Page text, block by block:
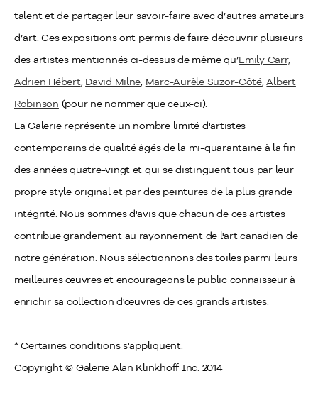
talent et de partager leur savoir-faire avec d’autres amateurs
d’art. Ces expositions ont permis de faire découvrir plusieurs
des artistes mentionnés ci-dessus de même qu’Emily Carr,
Adrien Hébert, David Milne, Marc-Aurèle Suzor-Côté,Albert
Robinson (pour ne nommer que ceux-ci).
La Galerie représente un nombre limité d'artistes
contemporains de qualité âgés de la mi-quarantaine à la fin
des années quatre-vingt et qui se distinguent tous par leur
propre style original et par des peintures de la plus grande
intégrité. Nous sommes d'avis que chacun de ces artistes
contribue grandement au rayonnement de l'art canadien de
notre génération. Nous sélectionnons des toiles parmi leurs
meilleures œuvres et encourageons le public connaisseur à
enrichir sa collection d'œuvres de ces grands artistes.
* Certaines conditions s'appliquent.
Copyright © Galerie Alan Klinkhoff Inc. 2014